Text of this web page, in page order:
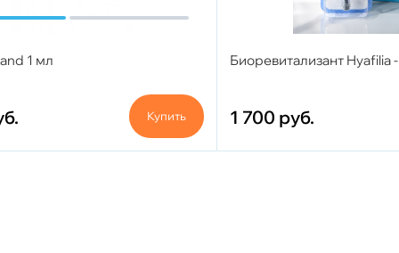
1 мл
Купить
Биоревитализант Hyafilia
1 700 руб.